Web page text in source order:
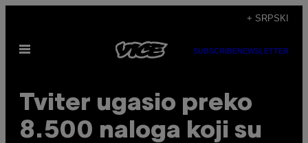
садржај
+ SRPSKI
Otvori
SUBSCRIBENEWSLETTER
Tviter ugasio preko
8.500 naloga koji su